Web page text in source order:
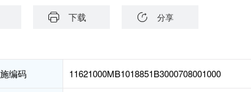
下载 分享
编码 11621000MB1018851B3000708001000